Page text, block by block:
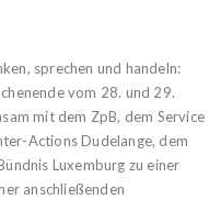
sprechen und handeln:
vom 28. und 29.
mit dem ZpB, dem Service
Actions Dudelange, dem
Luxemburg zu einer
anschließenden